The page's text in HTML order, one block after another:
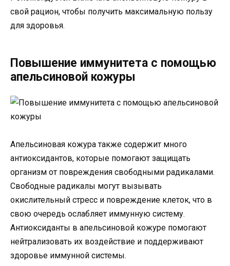
свой рацион, чтобы получить максимальную пользу
для здоровья.
Повышение иммунитета с помощью
апельсиновой кожуры
Апельсиновая кожура также содержит много
антиоксидантов, которые помогают защищать
организм от повреждения свободными радикалами.
Свободные радикалы могут вызывать
окислительный стресс и повреждение клеток, что в
свою очередь ослабляет иммунную систему.
Антиоксиданты в апельсиновой кожуре помогают
нейтрализовать их воздействие и поддерживают
здоровье иммунной системы.